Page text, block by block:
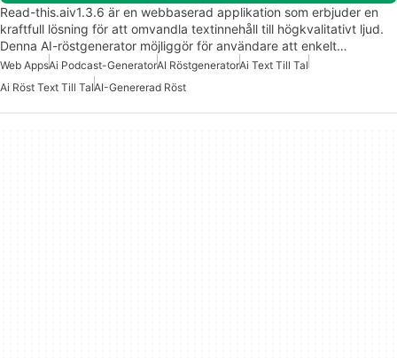
Read-this.aiv1.3.6 är en webbaserad applikation som erbjuder en
kraftfull lösning för att omvandla textinnehåll till högkvalitativt ljud.
Denna AI-röstgenerator möjliggör för användare att enkelt…
Web AppsAi Podcast-GeneratorAI RöstgeneratorAi Text Till Tal
Ai Röst Text Till TalAI-Genererad Röst